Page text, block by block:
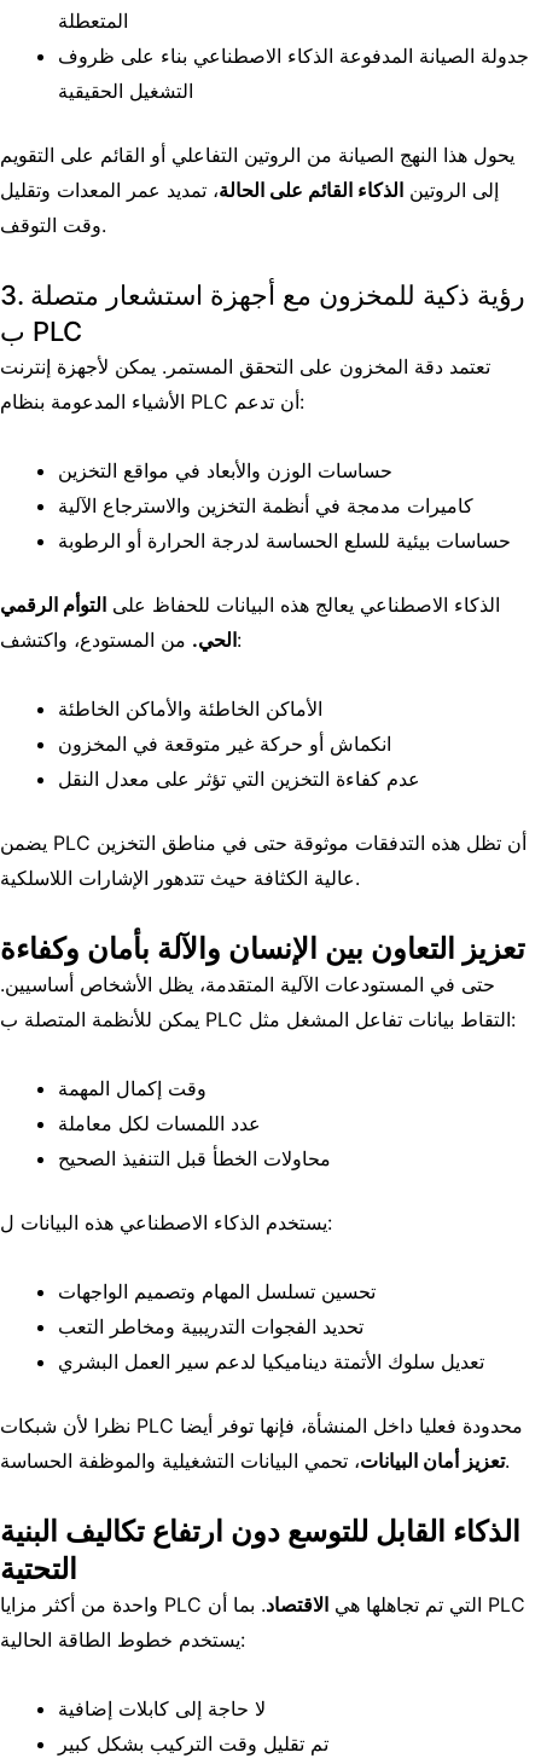
المتعطلة
جدولة الصيانة المدفوعة الذكاء الاصطناعي بناء على ظروف
التشغيل الحقيقية
يحول هذا النهج الصيانة من الروتين التفاعلي أو القائم على التقويم
إلى الروتين الذكاء القائم على الحالة، تمديد عمر المعدات وتقليل
وقت التوقف.
3. رؤية ذكية للمخزون مع أجهزة استشعار متصلة
ب PLC
تعتمد دقة المخزون على التحقق المستمر. يمكن لأجهزة إنترنت
الأشياء المدعومة بنظام PLC أن تدعم:
حساسات الوزن والأبعاد في مواقع التخزين
كاميرات مدمجة في أنظمة التخزين والاسترجاع الآلية
حساسات بيئية للسلع الحساسة لدرجة الحرارة أو الرطوبة
الذكاء الاصطناعي يعالج هذه البيانات للحفاظ على التوأم الرقمي
الحي.من المستودع، واكتشف:
الأماكن الخاطئة والأماكن الخاطئة
انكماش أو حركة غير متوقعة في المخزون
عدم كفاءة التخزين التي تؤثر على معدل النقل
يضمن PLC أن تظل هذه التدفقات موثوقة حتى في مناطق التخزين
عالية الكثافة حيث تتدهور الإشارات اللاسلكية.
تعزيز التعاون بين الإنسان والآلة بأمان وكفاءة
حتى في المستودعات الآلية المتقدمة، يظل الأشخاص أساسيين.
يمكن للأنظمة المتصلة ب PLC التقاط بيانات تفاعل المشغل مثل:
وقت إكمال المهمة
عدد اللمسات لكل معاملة
محاولات الخطأ قبل التنفيذ الصحيح
يستخدم الذكاء الاصطناعي هذه البيانات ل:
تحسين تسلسل المهام وتصميم الواجهات
تحديد الفجوات التدريبية ومخاطر التعب
تعديل سلوك الأتمتة ديناميكيا لدعم سير العمل البشري
نظرا لأن شبكات PLC محدودة فعليا داخل المنشأة، فإنها توفر أيضا
تعزيز أمان البيانات، تحمي البيانات التشغيلية والموظفة الحساسة.
الذكاء القابل للتوسع دون ارتفاع تكاليف البنية
التحتية
واحدة من أكثر مزايا PLC التي تم تجاهلها هي الاقتصاد. بما أن PLC
يستخدم خطوط الطاقة الحالية:
لا حاجة إلى كابلات إضافية
تم تقليل وقت التركيب بشكل كبير